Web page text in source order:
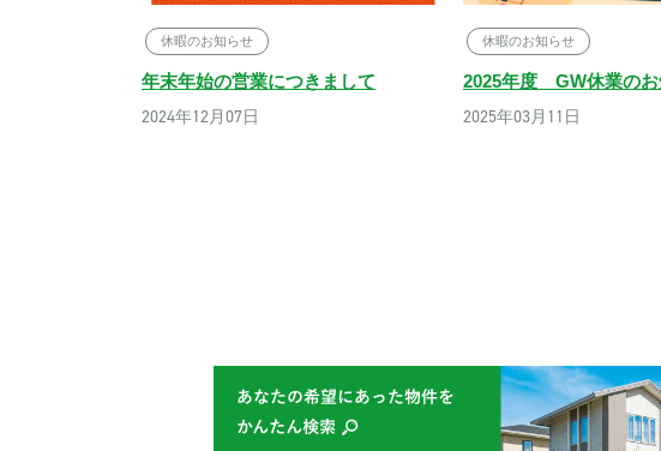
休暇のお知らせ
年末年始の営業につきまして
2024年12月07日
休暇のお知らせ
2025年度 GW休業のお
2025年03月11日